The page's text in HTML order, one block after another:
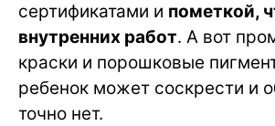
сертификатами и пометкой,
внутренних работ. А вот
краски и порошковые
ребенок может соскрести и
точно нет.